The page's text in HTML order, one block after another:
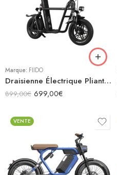
Marque: FIIDO
Draisienne Électrique Pliante Fiido Q1S
899,00€ 699,00€
Blanc
Noir
VENTE
Beige
Bleu